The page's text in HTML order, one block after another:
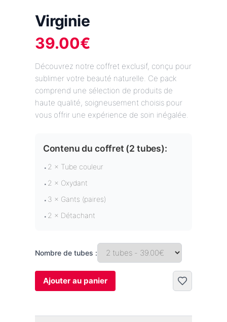
Virginie
39.00€
Découvrez notre coffret exclusif, conçu pour
sublimer votre beauté naturelle. Ce pack
comprend une sélection de produits de
haute qualité, soigneusement choisis pour
vous offrir une expérience de soin inégalée.
Contenu du coffret (2 tubes):
• 2 × Tube couleur
• 2 × Oxydant
• 3 × Gants (paires)
• 2 × Détachant
Nombre de tubes :
Ajouter au panier